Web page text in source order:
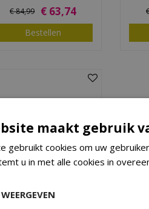
€84,99 € 63,74
Bestellen
Draaispit - large
maakt gebruik
gebruikt cookies om uw
u in met alle cookies in